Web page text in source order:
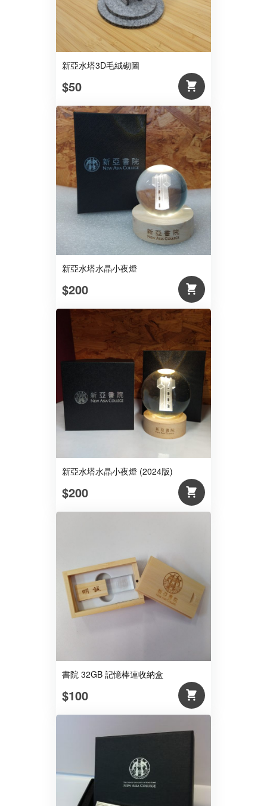
新亞水塔3D毛絨砌圖
$50
新亞水塔水晶小夜燈
$200
新亞水塔水晶小夜燈 (2024版)
$200
書院 32GB 記憶棒連收納盒
$100